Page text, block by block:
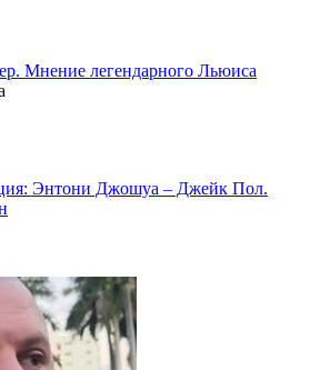
Мнение легендарного Льюиса
Энтони Джошуа – Джейк Пол.